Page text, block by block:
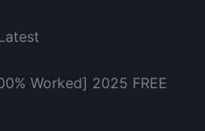
Worked] 2025 FREE